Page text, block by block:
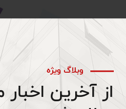
وبلاگ ویژه
از آخرین اخبار